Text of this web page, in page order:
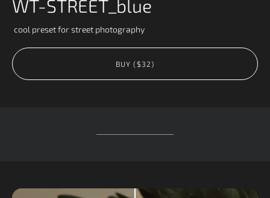
WT-STREET_blue
cool preset for street photography
BUY ($32)